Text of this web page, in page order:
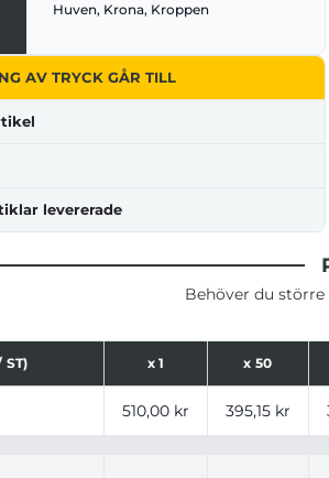
Huven, Krona, Kroppen
AV TRYCK GÅR TILL
levererade
Behöver du
ST) x1 x 50
510,00 kr 395,15 kr